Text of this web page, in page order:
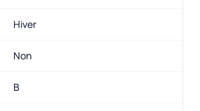
Hiver
Non
B